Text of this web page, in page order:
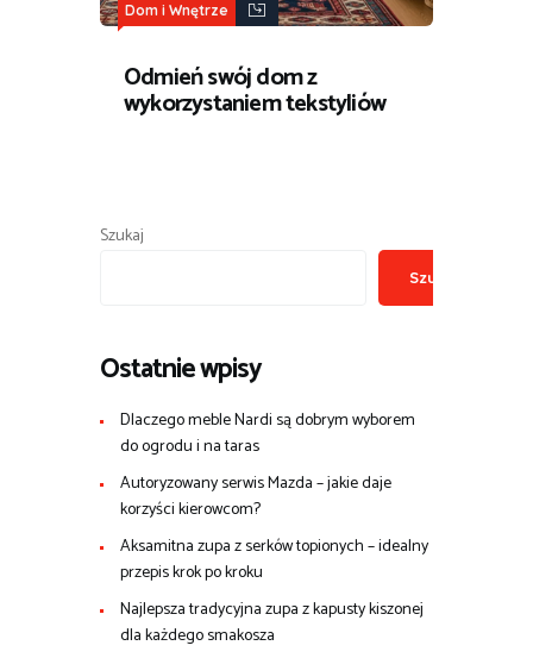
Dom i Wnętrze
Odmień swój dom z
wykorzystaniem tekstyliów
Szukaj
Szukaj
Ostatnie wpisy
Dlaczego meble Nardi są dobrym wyborem
do ogrodu i na taras
Autoryzowany serwis Mazda – jakie daje
korzyści kierowcom?
Aksamitna zupa z serków topionych – idealny
przepis krok po kroku
Najlepsza tradycyjna zupa z kapusty kiszonej
dla każdego smakosza